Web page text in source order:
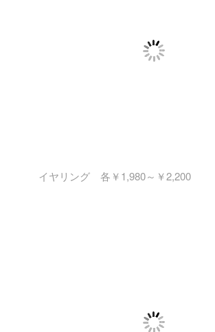
イヤリング 各￥1,980～￥2,200